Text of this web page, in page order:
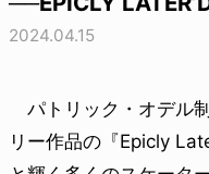
2024.04.15
パトリック・オデル
リー作品の『Epicly